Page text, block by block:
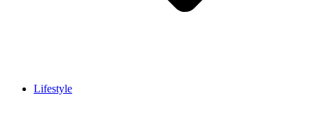
Lifestyle